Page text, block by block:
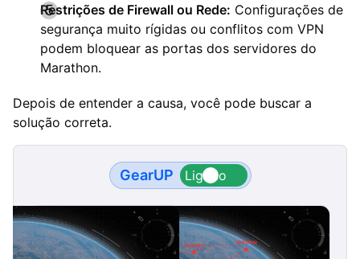
Restrições de Firewall ou Rede: Configurações de
segurança muito rígidas ou conflitos com VPN
podem bloquear as portas dos servidores do
Marathon.
Depois de entender a causa, você pode buscar a
solução correta.
GearUP